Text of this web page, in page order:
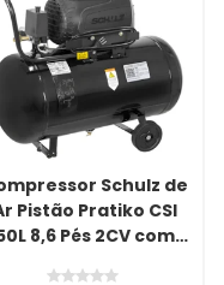
Schulz de
Pistão Pratiko CSI
8,6 Pés 2CV com